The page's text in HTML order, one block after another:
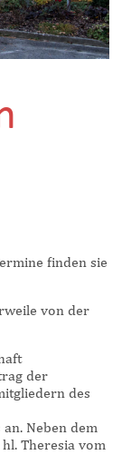
finden sie
von der
der
des
Neben dem
Theresia vom